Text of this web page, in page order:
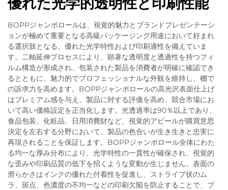
BOPPジャンボロールは、視覚的魅力とブランドプレゼンテーシ
ョンが極めて重要となる高級パッケージング用途において好まれ
る選択肢となる、優れた光学特性および印刷適性を備えていま
す。二軸延伸プロセスにより、顕著な透明度と透過性を持つフィ
ルム構造が形成され、包装された製品を消費者が明確に確認でき
るとともに、魅力的でプロフェッショナルな外観を維持し、棚で
の訴求力を高めます。BOPPジャンボロールの高光沢表面仕上げ
はプレミアム感を与え、製品に対する評価を高め、競合市場にお
いて高い価格設定を正当化します。光透過率は90％以上であり、
食品包装、化粧品、日用消費財など、視覚的アピールが購買意思
決定を左右する分野において、製品の色合いが生き生きと忠実に
再現されることを保証します。BOPPジャンボロール全体にわた
る均一な厚み分布により、光学特性の一貫性が確保され、視覚的
な歪みや印刷品質の低下を招くような変動が生じません。表面の
滑らかさはインクの優れた付着性を促進し、ストライプ状のム
ラ、斑点、色濃度の不均一などの印刷欠陥を防止することで、ブ